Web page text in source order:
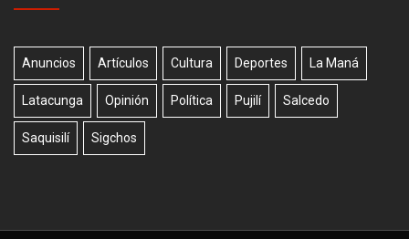
Anuncios Artículos Cultura Deportes La Maná
Latacunga Opinión Política Pujilí Salcedo
Saquisilí Sigchos